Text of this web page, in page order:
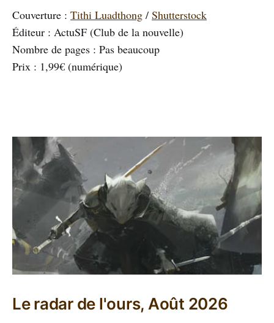
Couverture : Tithi Luadthong / Shutterstock
Éditeur : ActuSF (Club de la nouvelle)
Nombre de pages : Pas beaucoup
Prix : 1,99€ (numérique)
Le radar de l'ours, Août 2026